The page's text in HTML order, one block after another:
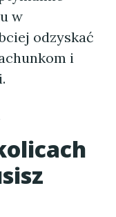
w
odzyskać
i